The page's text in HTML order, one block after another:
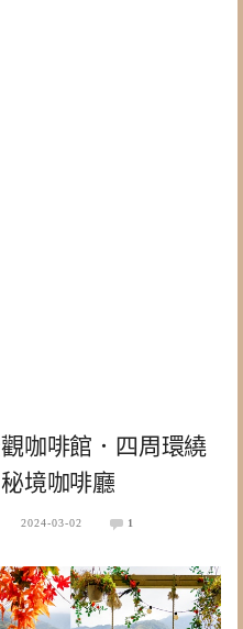
咖啡館．四周環繞
境咖啡廳
2024-03-02 1